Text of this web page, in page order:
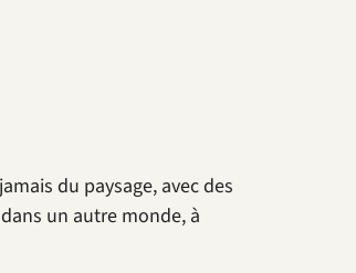
du paysage, avec des
un autre monde, à